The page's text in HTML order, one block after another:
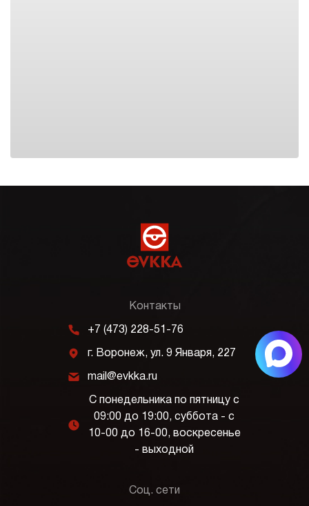
Контакты
m +7 (473) 228-51-76
j г. Воронеж, ул. 9 Января, 227
k mail@evkka.ru
l
С понедельника по пятницу с
09:00 до 19:00, суббота - с
10-00 до 16-00, воскресенье
- выходной
Соц. сети